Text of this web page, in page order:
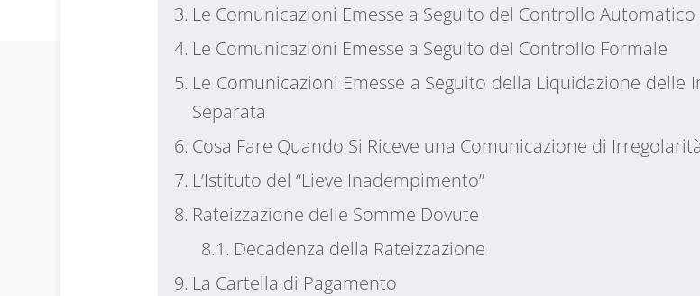
Le Comunicazioni Emesse a Seguito del Controllo Automatico
Le Comunicazioni Emesse a Seguito del Controllo Formale
Le Comunicazioni Emesse a Seguito della Liquidazione delle
Separata
Cosa Fare Quando Si Riceve una Comunicazione di Irregolarità
L’Istituto del “Lieve Inadempimento”
Rateizzazione delle Somme Dovute
Decadenza della Rateizzazione
La Cartella di Pagamento